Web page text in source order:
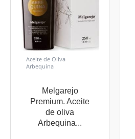
Aceite de Oliva
Arbequina
Melgarejo
Premium. Aceite
de oliva
Arbequina...